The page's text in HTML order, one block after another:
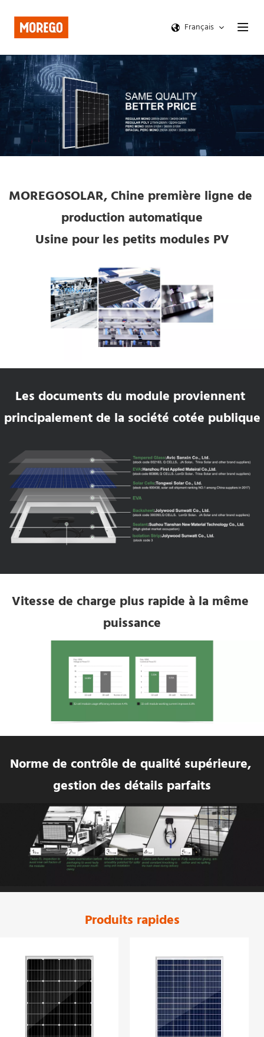
Français
MOREGOSOLAR, Chine première ligne de
production automatique
Usine pour les petits modules PV
Les documents du module proviennent
principalement de la société cotée publique
Vitesse de charge plus rapide à la même
puissance
Norme de contrôle de qualité supérieure,
gestion des détails parfaits
Produits rapides